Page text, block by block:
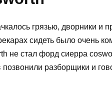
грязью, дворники и
сидеть было очень
не стал форд сиерра
разборщики и